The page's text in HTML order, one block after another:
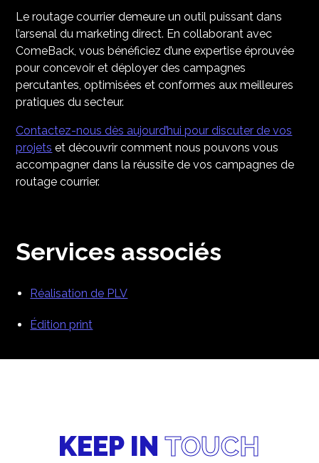
Le routage courrier demeure un outil puissant dans
l’arsenal du marketing direct. En collaborant avec
ComeBack, vous bénéficiez d’une expertise éprouvée
pour concevoir et déployer des campagnes
percutantes, optimisées et conformes aux meilleures
pratiques du secteur.​
Contactez-nous dès aujourd’hui pour discuter de vos
projets et découvrir comment nous pouvons vous
accompagner dans la réussite de vos campagnes de
routage courrier.
Services associés
Réalisation de PLV
Édition print
KEEP IN TOUCH